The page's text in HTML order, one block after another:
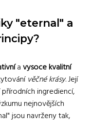
"eternal" a
avysoce kvalitní
věčné krásy. Její
ingrediencí,
nejnovějších
jsou navrženy tak,